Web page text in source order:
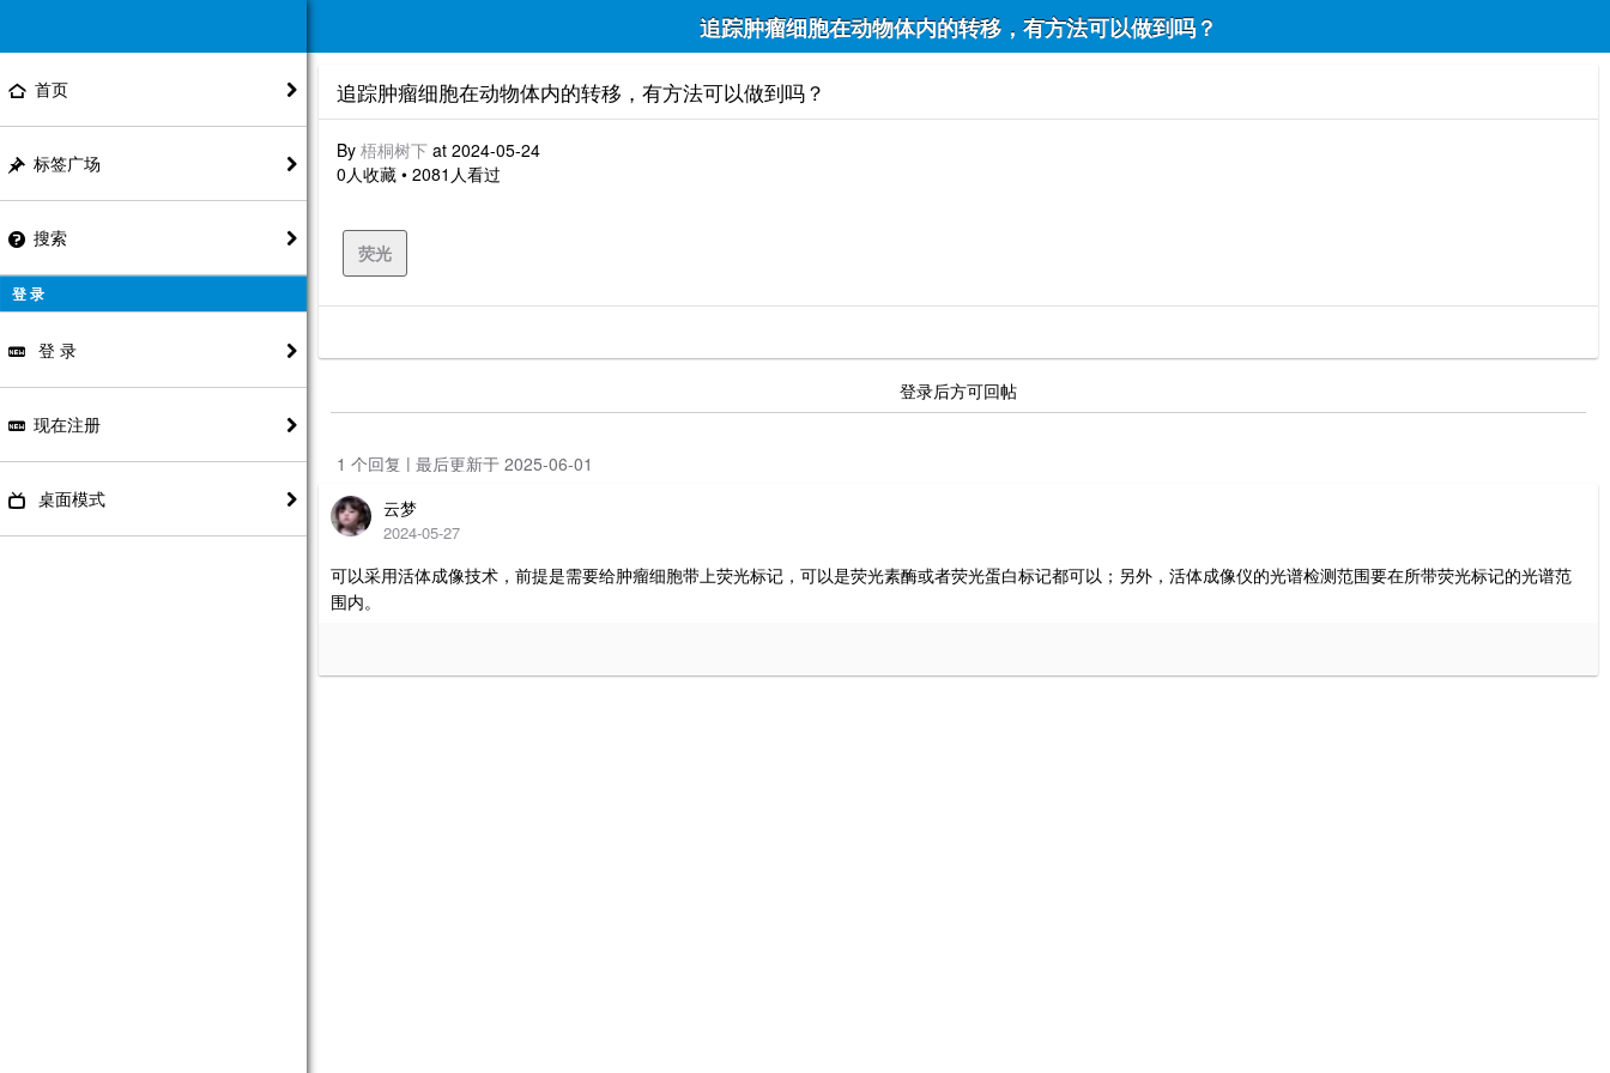
追踪肿瘤细胞在动物体内的转移，有方法可以做到吗？
追踪肿瘤细胞在动物体内的转移，有方法可以做到吗？
By 梧桐树下 at 2024-05-24
0人收藏 • 2081人看过
荧光
登录后方可回帖
1 个回复 | 最后更新于 2025-06-01
云梦
2024-05-27
可以采用活体成像技术，前提是需要给肿瘤细胞带上荧光标记，可以是荧光素酶或者荧光蛋白标记都可以；另外，活体成像仪的光谱检测范围要在所带荧光标记的光谱范
围内。
首页
标签广场
搜索
登 录
登 录
现在注册
桌面模式